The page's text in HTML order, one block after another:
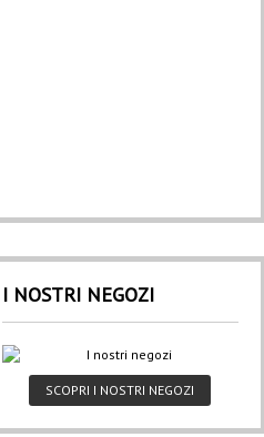
I NOSTRI NEGOZI
SCOPRI I NOSTRI NEGOZI